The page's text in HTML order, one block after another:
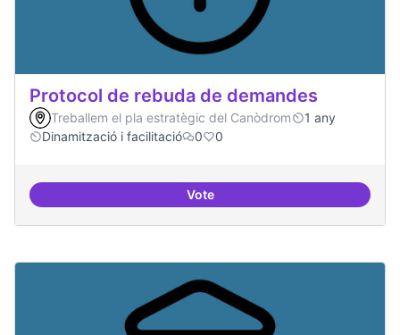
Protocol de rebuda de demandes
Treballem el pla estratègic del Canòdrom
1 any
Dinamització i facilitació
0 0
VoteProtocol de rebuda de demandes